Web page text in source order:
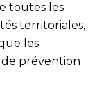
toutes les
territoriales,
les
prévention